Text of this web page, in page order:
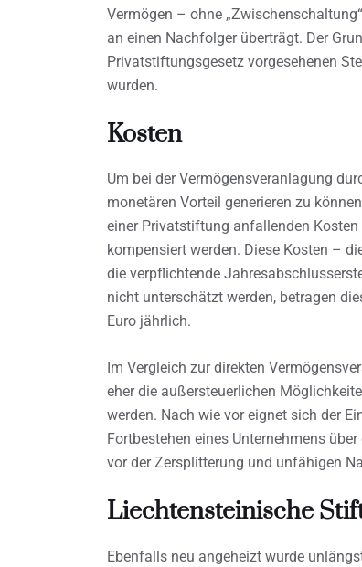
Vermögen – ohne
an einen Nachfolger überträgt. Der
Privatstiftungsgesetz vorgesehenen
wurden.
Kosten
Um bei der Vermögensveranlagung
monetären Vorteil generieren zu
einer Privatstiftung anfallenden
kompensiert werden. Diese Kosten –
die verpflichtende
nicht unterschätzt werden, betragen
Euro jährlich.
Im Vergleich zur direkten
eher die außersteuerlichen
werden. Nach wie vor eignet sich der
Fortbestehen eines Unternehmens
vor der Zersplitterung und unfähigen
Liechtensteinische
Ebenfalls neu angeheizt wurde